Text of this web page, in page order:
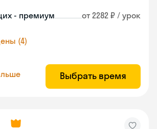
- премиум от 2282 ₽ / урок
(4)
Выбрать время